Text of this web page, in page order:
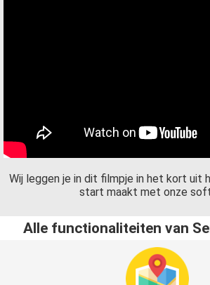
Wij leggen je in dit filmpje in het kort uit
start maakt met onze
Alle functionaliteiten van